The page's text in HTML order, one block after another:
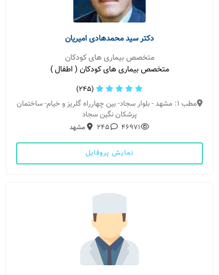
دکتر سید محمدهادی امیریان
متخصص بیماری های کودکان
متخصص بیماری های کودکان ( اطفال )
(245)
مطب 1: مشهد - بلوار سجاد- بین چهارراه گلریز و خیام- ساختمان
پرشکان نگین سجاد
46971
245 مشهد
نمایش پروفایل